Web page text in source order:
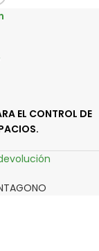
EL CONTROL DE